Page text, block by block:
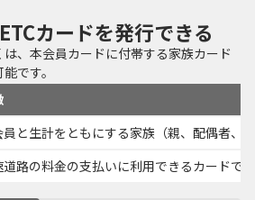
カードを発行できる
、本会員カードに付帯する家族カード
です。
員と生計をともにする家族（親、配偶者、
道路の料金の支払いに利用できるカードで